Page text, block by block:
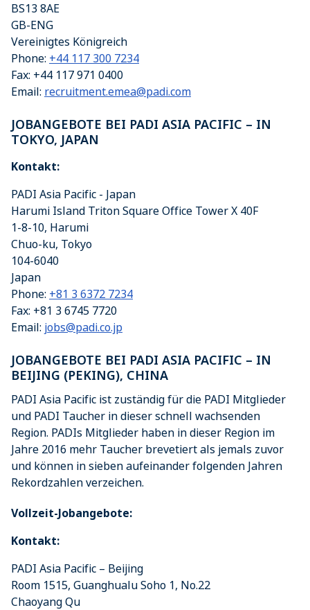
BS13 8AE
GB-ENG
Vereinigtes Königreich
Phone: +44 117 300 7234
Fax: +44 117 971 0400
Email: recruitment.emea@padi.com
JOBANGEBOTE BEI PADI ASIA PACIFIC – IN
TOKYO, JAPAN
Kontakt:
PADI Asia Pacific - Japan
Harumi Island Triton Square Office Tower X 40F
1-8-10, Harumi
Chuo-ku, Tokyo
104-6040
Japan
Phone: +81 3 6372 7234
Fax: +81 3 6745 7720
Email: jobs@padi.co.jp
JOBANGEBOTE BEI PADI ASIA PACIFIC – IN
BEIJING (PEKING), CHINA
PADI Asia Pacific ist zuständig für die PADI Mitglieder
und PADI Taucher in dieser schnell wachsenden
Region. PADIs Mitglieder haben in dieser Region im
Jahre 2016 mehr Taucher brevetiert als jemals zuvor
und können in sieben aufeinander folgenden Jahren
Rekordzahlen verzeichen.
Vollzeit-Jobangebote:
Kontakt:
PADI Asia Pacific – Beijing
Room 1515, Guanghualu Soho 1, No.22
Chaoyang Qu